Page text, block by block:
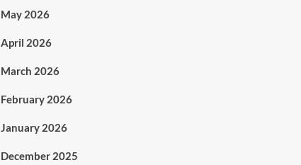
May 2026
April 2026
March 2026
February 2026
January 2026
December 2025